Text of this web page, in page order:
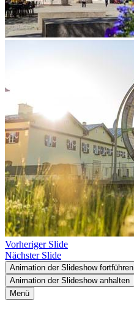
Vorheriger Slide
Nächster Slide
Animation der Slideshow fortführen
Animation der Slideshow anhalten
Menü